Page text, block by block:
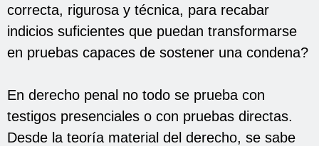
correcta, rigurosa y técnica, para recabar
indicios suficientes que puedan transformarse
en pruebas capaces de sostener una condena?
En derecho penal no todo se prueba con
testigos presenciales o con pruebas directas.
Desde la teoría material del derecho, se sabe